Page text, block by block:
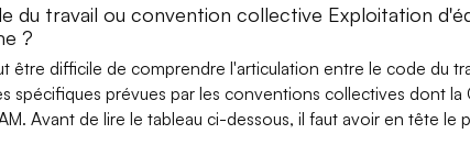
du travail ou convention collective Exploitation
?
être difficile de comprendre l'articulation entre le code du
spécifiques prévues par les conventions collectives dont
Avant de lire le tableau ci-dessous, il faut avoir en tête le